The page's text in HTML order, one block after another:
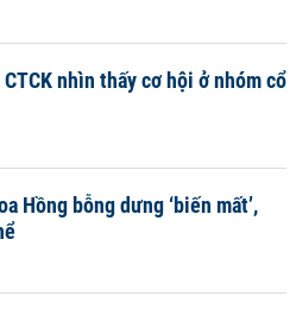
nhìn thấy cơ hội ở nhóm cổ
Hồng bỗng dưng ‘biến mất’,